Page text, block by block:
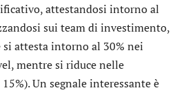
attestandosi intorno al
sui team di investimento,
attesta intorno al 30% nei
mentre si riduce nelle
Un segnale interessante è